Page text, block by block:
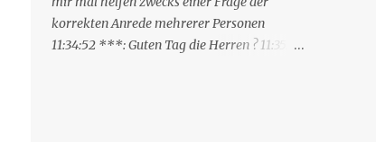
Beitrags). Praktisch muss man nichts
Anderes tun, als die TrackbackURL beim
korrekten Anrede mehrerer Personen
11:34:52 ***: Guten Tag die Herren ? 11:35:07